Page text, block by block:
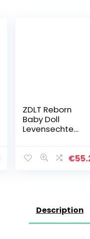
ZDLT Reborn
Baby Doll
Levensechte
Realistische€
Description